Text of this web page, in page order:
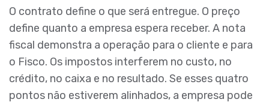
O contrato define o que será entregue. O preço
define quanto a empresa espera receber. A nota
fiscal demonstra a operação para o cliente e para
o Fisco. Os impostos interferem no custo, no
crédito, no caixa e no resultado. Se esses quatro
pontos não estiverem alinhados, a empresa pode